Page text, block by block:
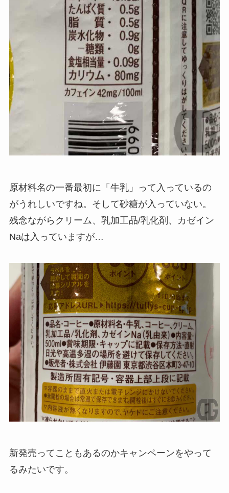
原材料名の一番最初に「牛乳」って入っているの
がうれしいですね。そして砂糖が入っていない。
残念ながらクリーム、乳加工品/乳化剤、カゼイン
Naは入っていますが…
新発売ってこともあるのかキャンペーンをやって
るみたいです。